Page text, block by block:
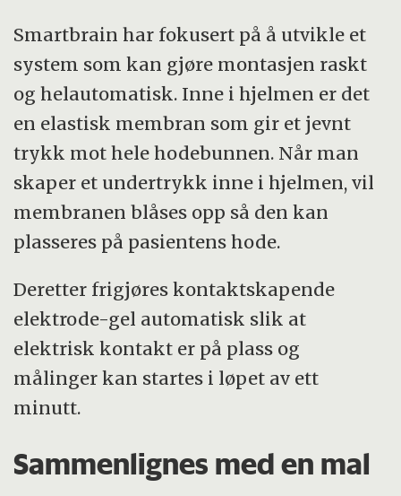
Smartbrain har fokusert på å utvikle et
system som kan gjøre montasjen raskt
og helautomatisk. Inne i hjelmen er det
en elastisk membran som gir et jevnt
trykk mot hele hodebunnen. Når man
skaper et undertrykk inne i hjelmen, vil
membranen blåses opp så den kan
plasseres på pasientens hode.
Deretter frigjøres kontaktskapende
elektrode-gel automatisk slik at
elektrisk kontakt er på plass og
målinger kan startes i løpet av ett
minutt.
Sammenlignes med en mal